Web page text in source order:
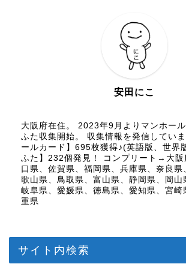
安田にこ
大阪府在住。 2023年9月よりマンホー
ふた収集開始。 収集情報を発信してい
ールカード】695枚獲得♪(英語版、世界
ふた】232個発見！ コンプリート→大阪
口県、佐賀県、福岡県、兵庫県、奈良県
歌山県、鳥取県、富山県、静岡県、岡山
岐阜県、愛媛県、徳島県、愛知県、宮崎
重県
サイト内検索